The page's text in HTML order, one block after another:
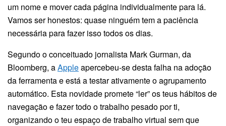
um nome e mover cada página individualmente para lá.
Vamos ser honestos: quase ninguém tem a paciência
necessária para fazer isso todos os dias.
Segundo o conceituado jornalista Mark Gurman, da
Bloomberg, aAppleapercebeu-se desta falha na adoção
da ferramenta e está a testar ativamente o agrupamento
automático. Esta novidade promete “ler” os teus hábitos de
navegação e fazer todo o trabalho pesado por ti,
organizando o teu espaço de trabalho virtual sem que